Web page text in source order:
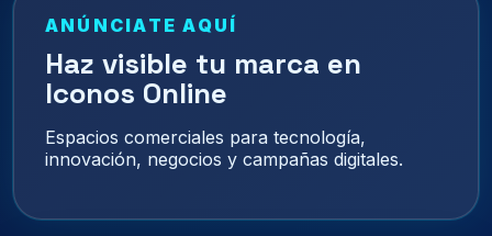
ANÚNCIATE AQUÍ
Haz visible tu marca en
Iconos Online
Espacios comerciales para tecnología,
innovación, negocios y campañas digitales.